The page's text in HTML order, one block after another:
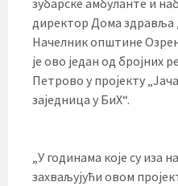
директор Дома здравља
Начелник општине
је ово један од бројних
Петрово у пројекту
заједница у БиХ“.
„У годинама које су иза
захваљујући овом